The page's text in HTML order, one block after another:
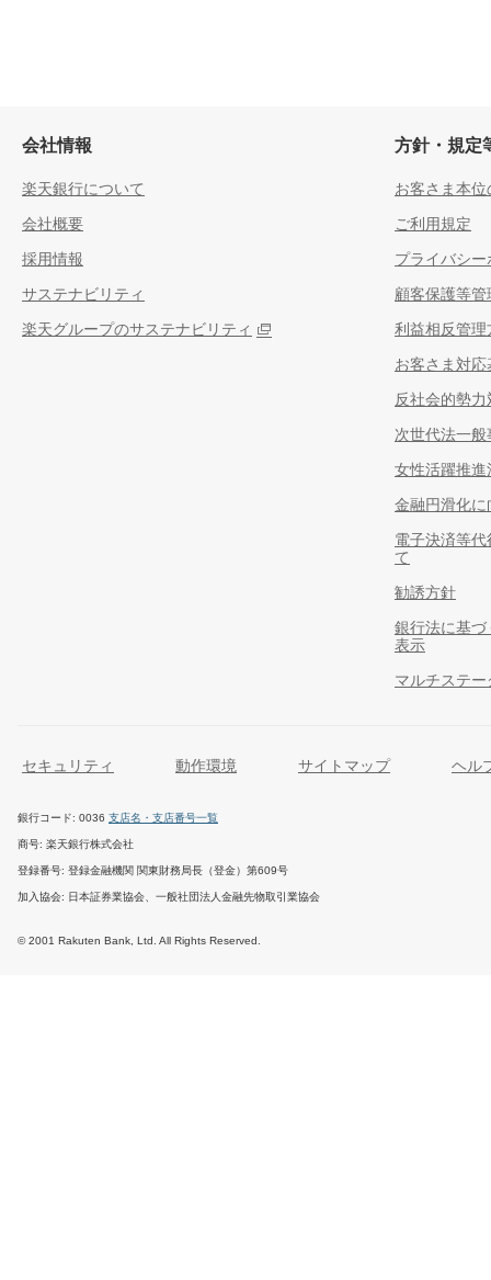
会社情報
楽天銀行について
会社概要
採用情報
サステナビリティ
楽天グループのサステナビリティ
方針・規定
お客さま本
ご利用規定
プライバシー
顧客保護等管
利益相反管理
お客さま対応
反社会的勢
次世代法一
女性活躍推
金融円滑化
電子決済等
て
勧誘方針
銀行法に基
表示
マルチステ
セキュリティ 動作環境 サイトマップ ヘル
銀行コード 0036 支店名・支店番号一覧
商号 楽天銀行株式会社
登録番号 登録金融機関 関東財務局長（登金）第609号
加入協会 日本証券業協会、一般社団法人金融先物取引業協会
© 2001 Rakuten Bank, Ltd. All Rights Reserved.